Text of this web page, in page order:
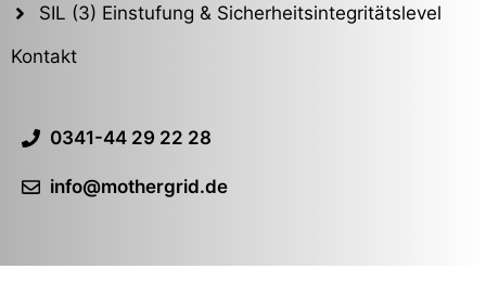
SIL (3) Einstufung & Sicherheitsintegritätslevel
Kontakt
0341-44 29 22 28
info@mothergrid.de